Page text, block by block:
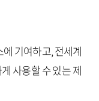
기여하고, 전세계
사용할 수 있는 제